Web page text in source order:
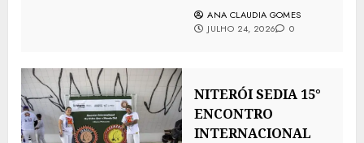
ANA CLAUDIA GOMES
JULHO 24, 2026
0
NITERÓI SEDIA 15°
ENCONTRO
INTERNACIONAL